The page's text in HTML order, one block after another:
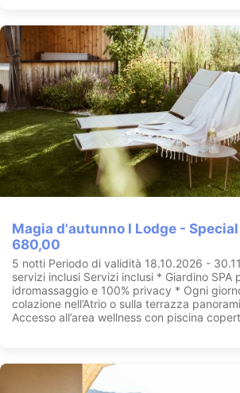
Magia d'autunno I Lodge -
680,00
5 notti Periodo di validità 18.10.2026 -
servizi inclusi Servizi inclusi * Giardino SPA
idromassaggio e 100% privacy * Ogni
colazione nell’Atrio o sulla terrazza
Accesso all’area wellness con piscina